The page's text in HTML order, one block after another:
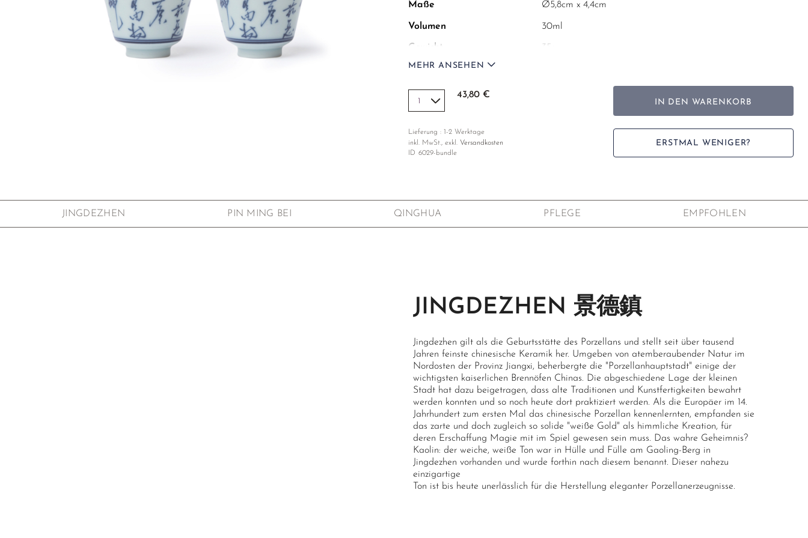
Maße Ø5,8cm x 4,4cm
Volumen 30ml
Gewicht 35g
Material
Dekoration
坐酌泠泠水，看煎瑟瑟塵。
無由持一碗，寄與愛茶人。
Kühles Wasser schöpfen,
Beobachten, wie der Tee kocht.
Eine Schale Tee anbieten,
Bai Juyi 白居易 (772–846)
MEHR ANSEHEN
43,80 €
IN DEN WARENKORB
ERSTMAL WENIGER?
Lieferung : 1-2 Werktage
inkl. MwSt., exkl. Versandkosten
ID 6029-bundle
JINGDEZHEN PIN MING BEI QINGHUA PFLEGE EMPFOHLEN
JINGDEZHEN 景德鎮
Jingdezhen gilt als die Geburtsstätte des Porzellans und stellt seit über tausend
Jahren feinste chinesische Keramik her. Umgeben von atemberaubender Natur im
Nordosten der Provinz Jiangxi, beherbergte die "Porzellanhauptstadt" einige der
wichtigsten kaiserlichen Brennöfen Chinas. Die abgeschiedene Lage der kleinen
Stadt hat dazu beigetragen, dass alte Traditionen und Kunstfertigkeiten bewahrt
werden konnten und so noch heute dort praktiziert werden. Als die Europäer im 14.
Jahrhundert zum ersten Mal das chinesische Porzellan kennenlernten, empfanden sie
das zarte und doch zugleich so solide "weiße Gold" als himmliche Kreation, für
deren Erschaffung Magie mit im Spiel gewesen sein muss. Das wahre Geheimnis?
Kaolin: der weiche, weiße Ton war in Hülle und Fülle am Gaoling-Berg in
Jingdezhen vorhanden und wurde forthin nach diesem benannt. Dieser nahezu
einzigartige
Ton ist bis heute unerlässlich für die Herstellung eleganter Porzellanerzeugnisse.